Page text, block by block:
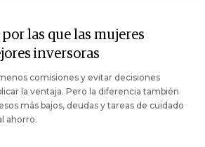
las que las mujeres
inversoras
comisiones y evitar decisiones
la ventaja. Pero la diferencia también
más bajos, deudas y tareas de cuidado
ahorro.